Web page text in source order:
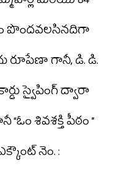
పొందవలసినదిగా
రూపేణా గానీ, డి. డి.
స్వైపింగ్ ద్వారా
శివశక్తి పీఠం ”
నెం. :